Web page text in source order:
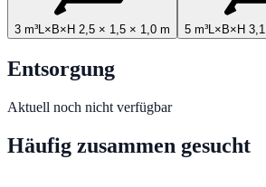
3 m³L×B×H 2,5 × 1,5 × 1,0 m 5 m³L×B×H 3,1
Entsorgung
Aktuell noch nicht verfügbar
Häufig zusammen gesucht